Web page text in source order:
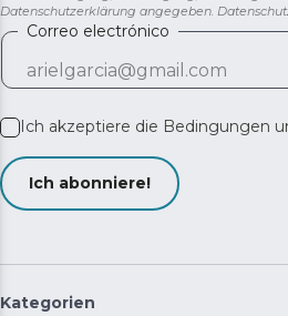
Datenschutzerklärung angegeben.
Correo electrónico
Ich akzeptiere die Bedingungen
Ich abonniere!
Kategorien